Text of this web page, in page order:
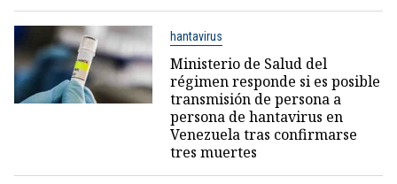
hantavirus
Ministerio de Salud del
régimen responde si es posible
transmisión de persona a
persona de hantavirus en
Venezuela tras confirmarse
tres muertes